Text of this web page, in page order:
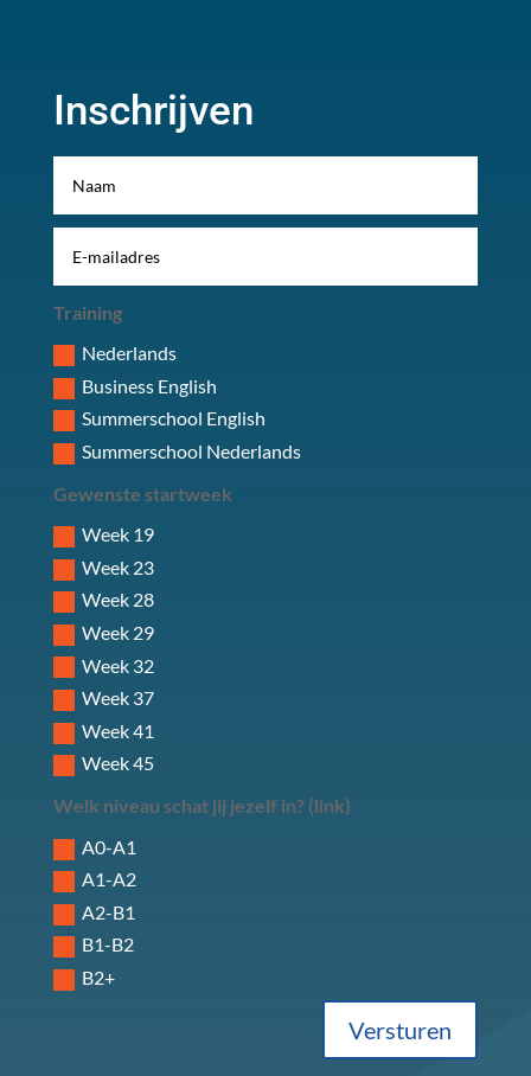
Inschrijven
Training
Nederlands
Business English
Summerschool English
Summerschool Nederlands
Gewenste startweek
Week 19
Week 23
Week 28
Week 29
Week 32
Week 37
Week 41
Week 45
Welk niveau schat jij jezelf in? (link)
A0-A1
A1-A2
A2-B1
B1-B2
B2+
Versturen